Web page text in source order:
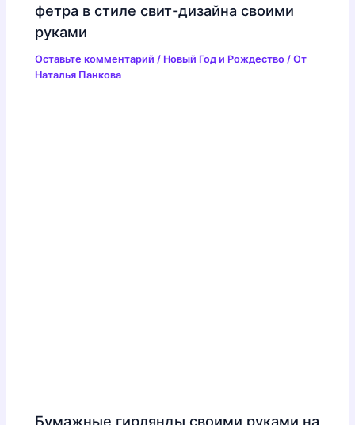
фетра в стиле свит-дизайна своими
руками
Оставьте комментарий / Новый Год и Рождество / От
Наталья Панкова
Бумажные гирлянды своими руками на